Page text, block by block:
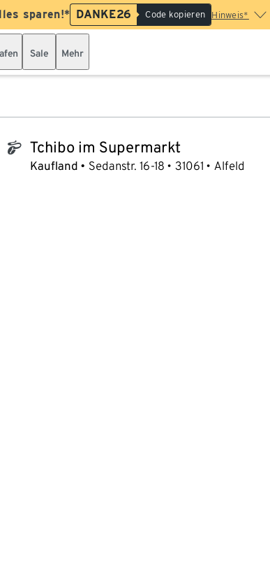
sparen!* DANKE26 Code kopieren Hinweis*
Sale Mehr
tchibo_logo Tchibo im Supermarkt
Kaufland Sedanstr. 16-18 31061 Alfeld